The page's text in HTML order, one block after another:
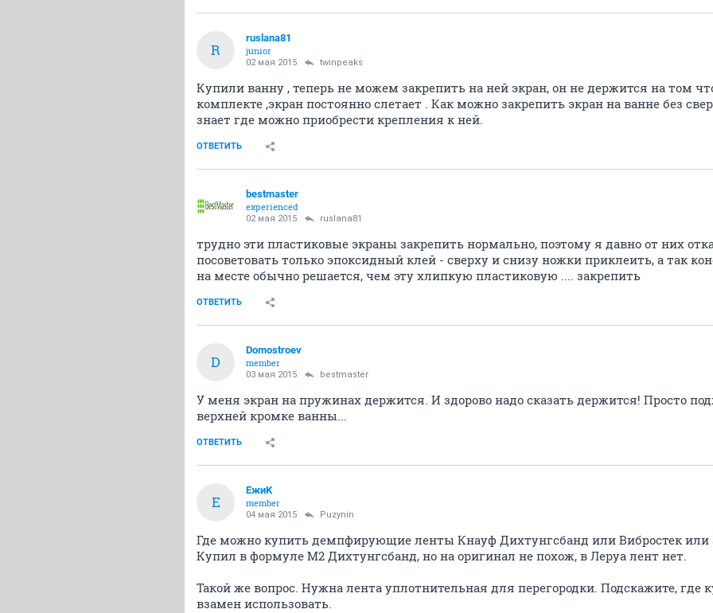
R
ruslana81
junior
02 мая 2015 twinpeaks
Купили ванну , теперь не можем закрепить на ней экран, он не держится на том
комплекте ,экран постоянно слетает . Как можно закрепить экран на ванне без
знает где можно приобрести крепления к ней.
ОТВЕТИТЬ
bestmaster
experienced
02 мая 2015 ruslana81
трудно эти пластиковые экраны закрепить нормально, поэтому я давно от них
посоветовать только эпоксидный клей - сверху и снизу ножки приклеить, а так
на месте обычно решается, чем эту хлипкую пластиковую .... закрепить
ОТВЕТИТЬ
D
Domostroev
member
03 мая 2015 bestmaster
У меня экран на пружинах держится. И здорово надо сказать держится! Просто
верхней кромке ванны...
ОТВЕТИТЬ
Е
ЕжиK
member
04 мая 2015 Puzynin
Где можно купить демпфирующие ленты Кнауф Дихтунгсбанд или Вибростек или
Купил в формуле М2 Дихтунгсбанд, но на оригинал не похож, в Леруа лент нет.
Такой же вопрос. Нужна лента уплотнительная для перегородки. Подскажите, где
взамен использовать.